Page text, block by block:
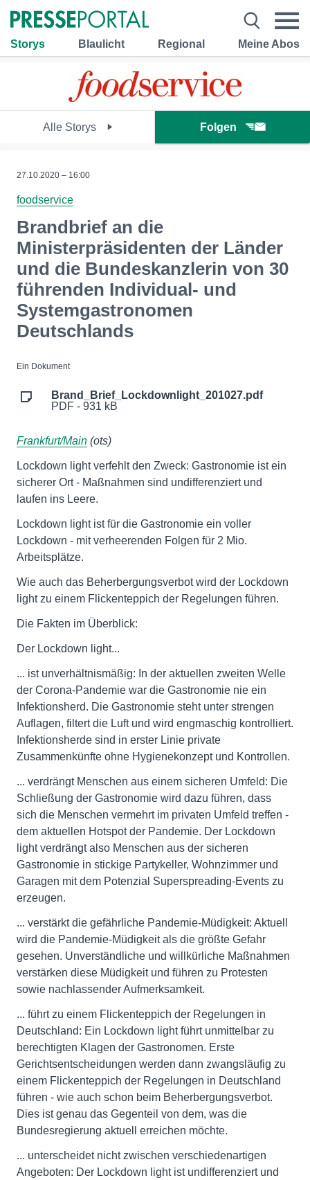
Storys Blaulicht Regional Meine Abos
Alle Storys Folgen
27.10.2020 – 16:00
foodservice
Brandbrief an die
Ministerpräsidenten der Länder
und die Bundeskanzlerin von 30
führenden Individual- und
Systemgastronomen
Deutschlands
Ein Dokument
Brand_Brief_Lockdownlight_201027.pdf
PDF - 931 kB
Frankfurt/Main (ots)
Lockdown light verfehlt den Zweck: Gastronomie ist ein
sicherer Ort - Maßnahmen sind undifferenziert und
laufen ins Leere.
Lockdown light ist für die Gastronomie ein voller
Lockdown - mit verheerenden Folgen für 2 Mio.
Arbeitsplätze.
Wie auch das Beherbergungsverbot wird der Lockdown
light zu einem Flickenteppich der Regelungen führen.
Die Fakten im Überblick:
Der Lockdown light...
... ist unverhältnismäßig: In der aktuellen zweiten Welle
der Corona-Pandemie war die Gastronomie nie ein
Infektionsherd. Die Gastronomie steht unter strengen
Auflagen, filtert die Luft und wird engmaschig kontrolliert.
Infektionsherde sind in erster Linie private
Zusammenkünfte ohne Hygienekonzept und Kontrollen.
... verdrängt Menschen aus einem sicheren Umfeld: Die
Schließung der Gastronomie wird dazu führen, dass
sich die Menschen vermehrt im privaten Umfeld treffen -
dem aktuellen Hotspot der Pandemie. Der Lockdown
light verdrängt also Menschen aus der sicheren
Gastronomie in stickige Partykeller, Wohnzimmer und
Garagen mit dem Potenzial Superspreading-Events zu
erzeugen.
... verstärkt die gefährliche Pandemie-Müdigkeit: Aktuell
wird die Pandemie-Müdigkeit als die größte Gefahr
gesehen. Unverständliche und willkürliche Maßnahmen
verstärken diese Müdigkeit und führen zu Protesten
sowie nachlassender Aufmerksamkeit.
... führt zu einem Flickenteppich der Regelungen in
Deutschland: Ein Lockdown light führt unmittelbar zu
berechtigten Klagen der Gastronomen. Erste
Gerichtsentscheidungen werden dann zwangsläufig zu
einem Flickenteppich der Regelungen in Deutschland
führen - wie auch schon beim Beherbergungsverbot.
Dies ist genau das Gegenteil von dem, was die
Bundesregierung aktuell erreichen möchte.
... unterscheidet nicht zwischen verschiedenartigen
Angeboten: Der Lockdown light ist undifferenziert und